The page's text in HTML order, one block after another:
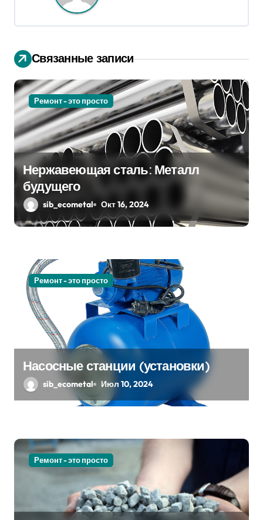
а
и
я
п
о
з
а
п
Связанные записи
Ремонт - это просто
Нержавеющая сталь: Металл
будущего
sib_ecometal Окт 16, 2024
Ремонт - это просто
Насосные станции (установки)
sib_ecometal Июл 10, 2024
Ремонт - это просто